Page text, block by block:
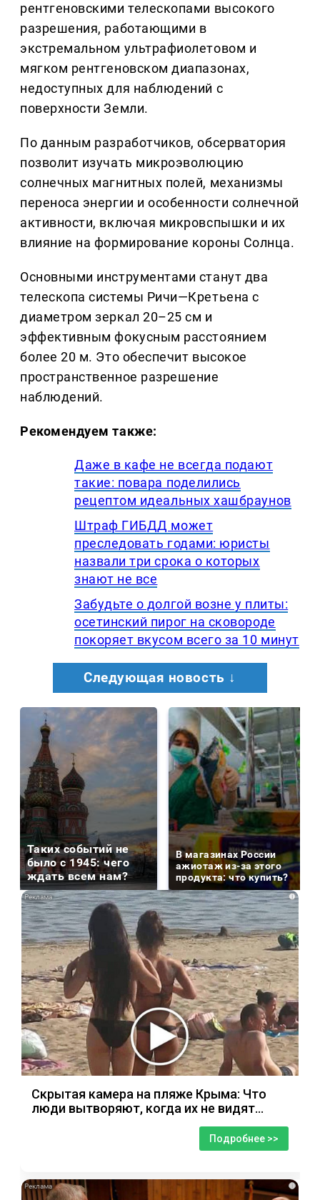
рентгеновскими телескопами высокого
разрешения, работающими в
экстремальном ультрафиолетовом и
мягком рентгеновском диапазонах,
недоступных для наблюдений с
поверхности Земли.
По данным разработчиков, обсерватория
позволит изучать микроэволюцию
солнечных магнитных полей, механизмы
переноса энергии и особенности солнечной
активности, включая микровспышки и их
влияние на формирование короны Солнца.
Основными инструментами станут два
телескопа системы Ричи—Кретьена с
диаметром зеркал 20–25 см и
эффективным фокусным расстоянием
более 20 м. Это обеспечит высокое
пространственное разрешение
наблюдений.
Рекомендуем также:
Даже в кафе не всегда подают
такие: повара поделились
рецептом идеальных хашбраунов
Штраф ГИБДД может
преследовать годами: юристы
назвали три срока о которых
знают не все
Забудьте о долгой возне у плиты:
осетинский пирог на сковороде
покоряет вкусом всего за 10 минут
Следующая новость ↓
Таких событий не
было с 1945: чего
ждать всем нам?
В магазинах России
ажиотаж из-за этого
продукта: что купить?
i
Скрытая камера на пляже Крыма: Что
люди вытворяют, когда их не видят...
Подробнее >>
i